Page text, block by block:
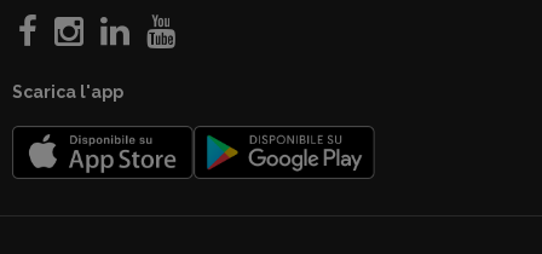
Scarica l'app